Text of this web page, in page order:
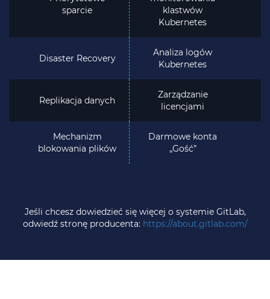
sparcie
klastwów
Kubernetes
Disaster Recovery
Analiza logów
Kubernetes
Replikacja danych
Zarządzanie
licencjami
Mechanizm
blokowania plików
Darmowe konta
„Gość”
Jeśli chcesz dowiedzieć się więcej o systemie GitLab,
odwiedź stronę producenta: https://about.gitlab.com/